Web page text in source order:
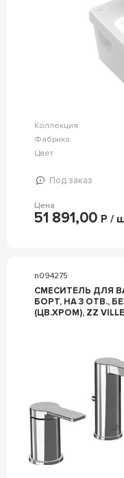
Коллекция
Фабрика
Цвет
Под заказ
Цена
51 891,00 Р /
n094275
СМЕСИТЕЛЬ ДЛЯ
БОРТ, НА 3 ОТВ.,
(ЦВ.ХРОМ), ZZ VILLEROY & BOCH ARCHITECTURA